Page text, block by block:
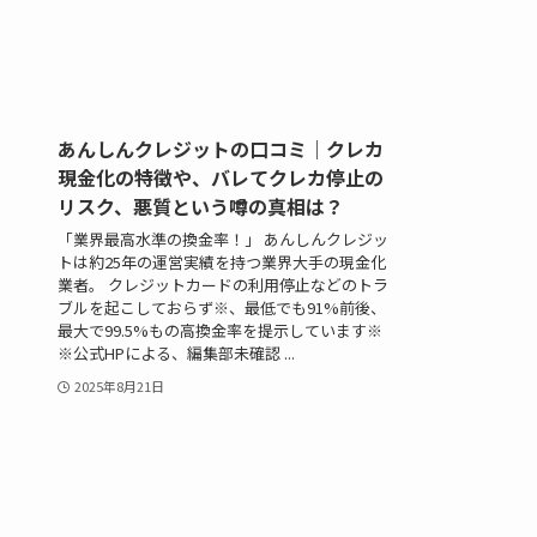
あんしんクレジットの口コミ｜クレカ
現金化の特徴や、バレてクレカ停止の
リスク、悪質という噂の真相は？
「業界最高水準の換金率！」 あんしんクレジッ
トは約25年の運営実績を持つ業界大手の現金化
業者。 クレジットカードの利用停止などのトラ
ブルを起こしておらず※、最低でも91%前後、
最大で99.5%もの高換金率を提示しています※
※公式HPによる、編集部未確認 ...
2025年8月21日